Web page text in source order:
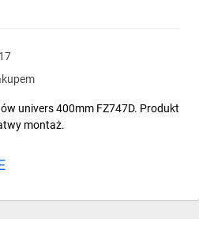
univers 400mm FZ747D. Produkt
montaż.